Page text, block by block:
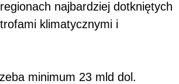
najbardziej dotkniętych
klimatycznymi i
minimum 23 mld dol.